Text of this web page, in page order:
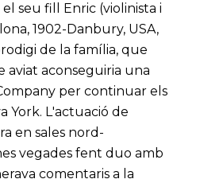
seu fill Enric (violinista i
1902-Danbury, USA,
de la família, que
aviat aconseguiria una
per continuar els
York. L'actuació de
en sales nord-
vegades fent duo amb
comentaris a la